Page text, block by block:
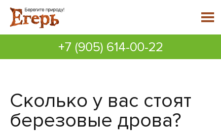
+7 (905) 614-00-22
Сколько у вас стоят
березовые дрова?